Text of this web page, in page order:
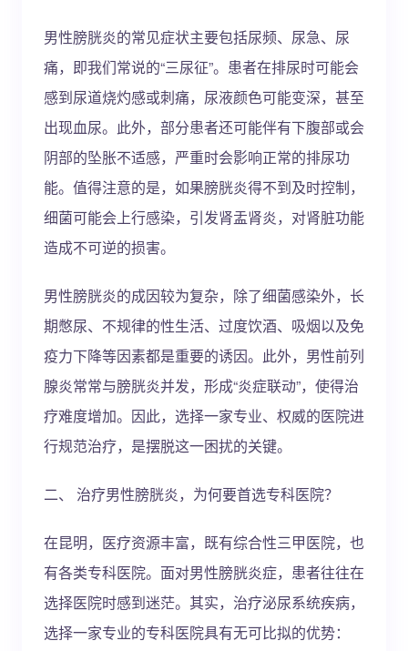
男性膀胱炎的常见症状主要包括尿频、尿急、尿
痛，即我们常说的“三尿征”。患者在排尿时可能会
感到尿道烧灼感或刺痛，尿液颜色可能变深，甚至
出现血尿。此外，部分患者还可能伴有下腹部或会
阴部的坠胀不适感，严重时会影响正常的排尿功
能。值得注意的是，如果膀胱炎得不到及时控制，
细菌可能会上行感染，引发肾盂肾炎，对肾脏功能
造成不可逆的损害。
男性膀胱炎的成因较为复杂，除了细菌感染外，长
期憋尿、不规律的性生活、过度饮酒、吸烟以及免
疫力下降等因素都是重要的诱因。此外，男性前列
腺炎常常与膀胱炎并发，形成“炎症联动”，使得治
疗难度增加。因此，选择一家专业、权威的医院进
行规范治疗，是摆脱这一困扰的关键。
二、 治疗男性膀胱炎，为何要首选专科医院？
在昆明，医疗资源丰富，既有综合性三甲医院，也
有各类专科医院。面对男性膀胱炎症，患者往往在
选择医院时感到迷茫。其实，治疗泌尿系统疾病，
选择一家专业的专科医院具有无可比拟的优势：